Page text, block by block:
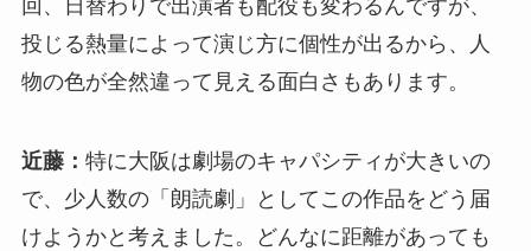
回、日替わりで出演者も配役も変わるんですが、
投じる熱量によって演じ方に個性が出るから、人
物の色が全然違って見える面白さもあります。
近藤： 特に大阪は劇場のキャパシティが大きいの
で、少人数の「朗読劇」としてこの作品をどう届
けようかと考えました。どんなに距離があっても